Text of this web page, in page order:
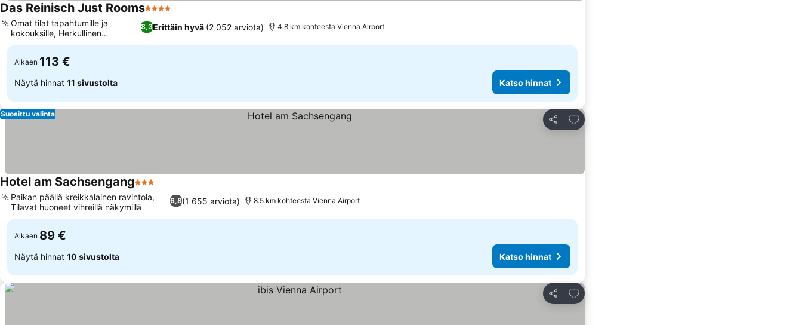
Das Reinisch Just Rooms4 Tähtiluokitus
8,3Erittäin hyvä (2 052 arviota)
Omat tilat tapahtumille ja
kokouksille, Herkullinen
aamiaisbuffet
4.8 km kohteesta Vienna Airport
Alkaen 113 €
Näytä hinnat 11 sivustolta Katso hinnat
Jaa
Lisää suosikkeihin
Suosittu valinta
Hotel am Sachsengang3 Tähtiluokitus
6,8(1 655 arviota)
Paikan päällä kreikkalainen ravintola,
Tilavat huoneet vihreillä näkymillä
8.5 km kohteesta Vienna Airport
Alkaen 89 €
Näytä hinnat 10 sivustolta Katso hinnat
Jaa
Lisää suosikkeihin